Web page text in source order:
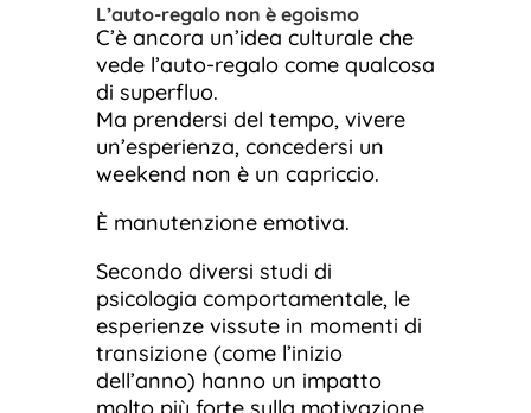
L’auto-regalo non è egoismo
C’è ancora un’idea culturale che
vede l’auto-regalo come qualcosa
di superfluo.
Ma prendersi del tempo, vivere
un’esperienza, concedersi un
weekend non è un capriccio.
È manutenzione emotiva.
Secondo diversi studi di
psicologia comportamentale, le
esperienze vissute in momenti di
transizione (come l’inizio
dell’anno) hanno un impatto
molto più forte sulla motivazione